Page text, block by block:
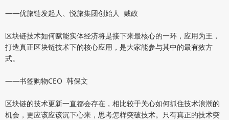
——优旅链发起人、悦旅集团创始人 戴政
区块链技术如何赋能实体经济将是接下来最核心的一环，应用为王，
打造真正区块链技术下的核心应用，是大家能参与其中的最有效方
式。
——书签购物CEO 韩保文
区块链的技术更新一直都会存在，相比较于关心如何抓住技术浪潮的
机会，更应该应该沉下心来，思考怎样突破技术。只有真正的技术突